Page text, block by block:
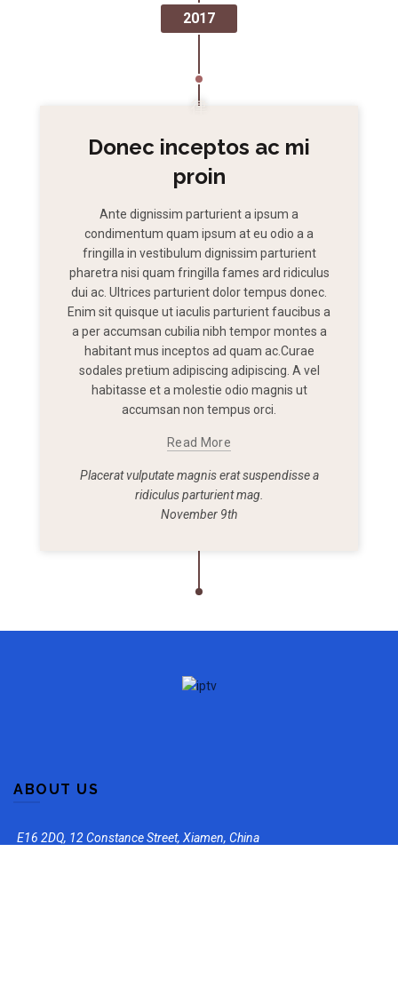
2017
Donec inceptos ac mi
proin
Ante dignissim parturient a ipsum a
condimentum quam ipsum at eu odio a a
fringilla in vestibulum dignissim parturient
pharetra nisi quam fringilla fames ard ridiculus
dui ac. Ultrices parturient dolor tempus donec.
Enim sit quisque ut iaculis parturient faucibus a
a per accumsan cubilia nibh tempor montes a
habitant mus inceptos ad quam ac.Curae
sodales pretium adipiscing adipiscing. A vel
habitasse et a molestie odio magnis ut
accumsan non tempus orci.
Read More
Placerat vulputate magnis erat suspendisse a
ridiculus parturient mag.
November 9th
ABOUT US
E16 2DQ, 12 Constance Street, Xiamen, China